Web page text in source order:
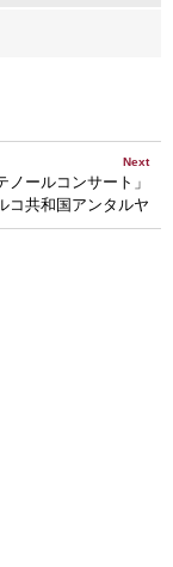
Next
ノールコンサート」
コ共和国アンタルヤ